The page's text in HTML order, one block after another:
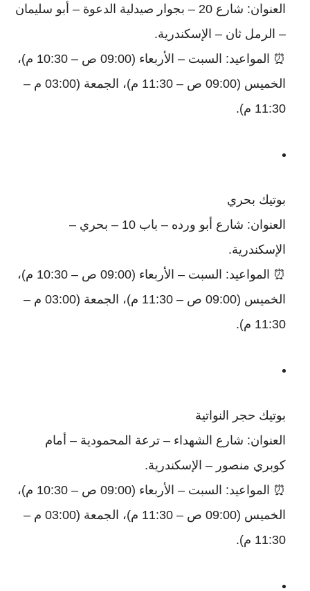
العنوان: شارع 20 – بجوار صيدلية الدعوة – أبو سليمان
– الرمل ثان – الإسكندرية.
⏰ المواعيد: السبت – الأربعاء (09:00 ص – 10:30 م)،
الخميس (09:00 ص – 11:30 م)، الجمعة (03:00 م –
11:30 م).
بوتيك بحري
العنوان: شارع أبو ورده – باب 10 – بحري –
الإسكندرية.
⏰ المواعيد: السبت – الأربعاء (09:00 ص – 10:30 م)،
الخميس (09:00 ص – 11:30 م)، الجمعة (03:00 م –
11:30 م).
بوتيك حجر النواتية
العنوان: شارع الشهداء – ترعة المحمودية – أمام
كوبري منصور – الإسكندرية.
⏰ المواعيد: السبت – الأربعاء (09:00 ص – 10:30 م)،
الخميس (09:00 ص – 11:30 م)، الجمعة (03:00 م –
11:30 م).